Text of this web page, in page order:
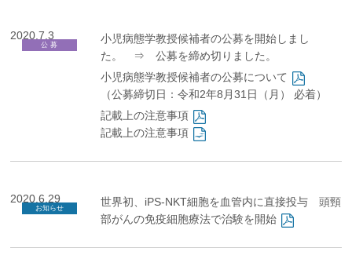
2020.7.3
公 募
小児病態学教授候補者の公募を開始しまし
た。
⇒ 公募を締め切りました。
小児病態学教授候補者の公募について
（公募締切日：令和2年8月31日（月） 必着）
記載上の注意事項
記載上の注意事項
2020.6.29
お知らせ
世界初、iPS-NKT細胞を⾎管内に直接投与 頭頸
部がんの免疫細胞療法で治験を開始